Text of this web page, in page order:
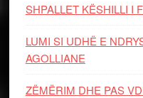
SHPALLET KËSHILLI I
LUMI SI UDHË E
AGOLLIANE
ZËMËRIM DHE PAS